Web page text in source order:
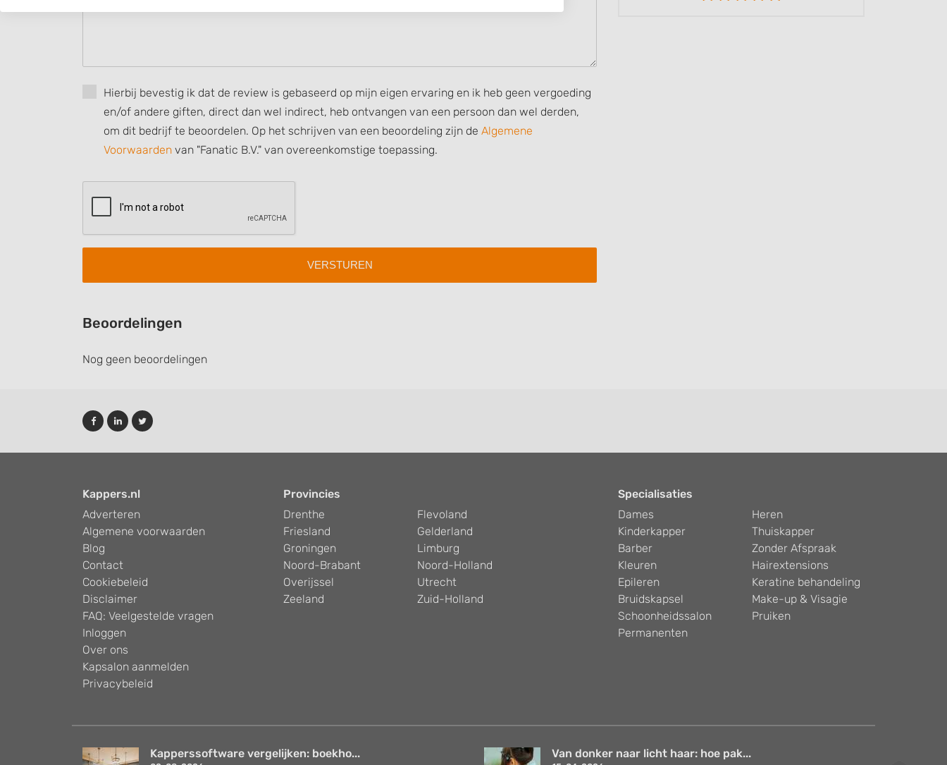
Hierbij bevestig ik dat de review is gebaseerd op mijn eigen ervaring en ik heb geen vergoeding
en/of andere giften, direct dan wel indirect, heb ontvangen van een persoon dan wel derden,
om dit bedrijf te beoordelen. Op het schrijven van een beoordeling zijn de Algemene
Voorwaarden van "Fanatic B.V." van overeenkomstige toepassing.
Beoordelingen
Nog geen beoordelingen
Kappers.nl
Adverteren
Algemene voorwaarden
Blog
Contact
Cookiebeleid
Disclaimer
FAQ: Veelgestelde vragen
Inloggen
Over ons
Kapsalon aanmelden
Privacybeleid
Provincies
Drenthe
Flevoland
Friesland
Gelderland
Groningen
Limburg
Noord-Brabant
Noord-Holland
Overijssel
Utrecht
Zeeland
Zuid-Holland
Specialisaties
Dames
Heren
Kinderkapper
Thuiskapper
Barber
Zonder Afspraak
Kleuren
Hairextensions
Epileren
Keratine behandeling
Bruidskapsel
Make-up & Visagie
Schoonheidssalon
Pruiken
Permanenten
Kapperssoftware vergelijken: boekho... Van donker naar licht haar: hoe pak...
Measure advertising performance
Measure content performance
Understand audiences through statistics or combinations of data from different
Develop and improve services
Use limited data to select content
IAB Special Features:
Performance